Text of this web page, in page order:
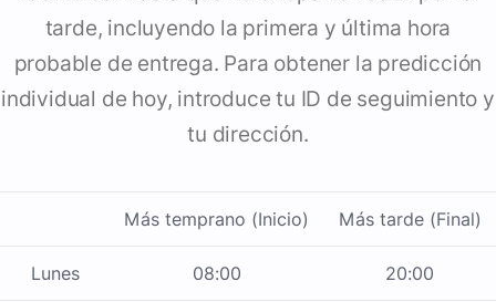
tarde, incluyendo la primera y última hora
probable de entrega. Para obtener la predicción
individual de hoy, introduce tu ID de seguimiento y
tu dirección.
Más temprano (Inicio) Más tarde (Final)
Lunes 08:00 20:00